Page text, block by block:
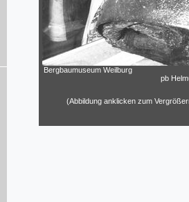
Bergbaumuseum Weilburg
pb
(Abbildung anklicken zum